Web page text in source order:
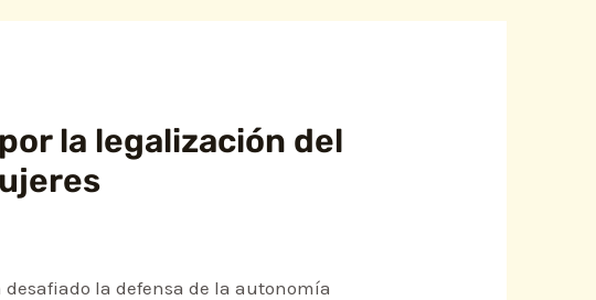
la legalización del
la defensa de la autonomía